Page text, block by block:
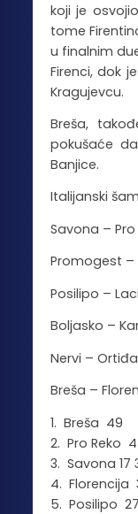
koji je
tome
u finalnim
Firenci, dok
Kragujevcu.
Breša,
pokušaće
Banjice.
Italijanski
Savona – Pro
Promogest –
Posilipo –
Boljasko –
Nervi – Ortiđa
Breša –
1. Breša 49
2. Pro Reko
3. Savona 17
4. Florencija
5. Posilipo 27